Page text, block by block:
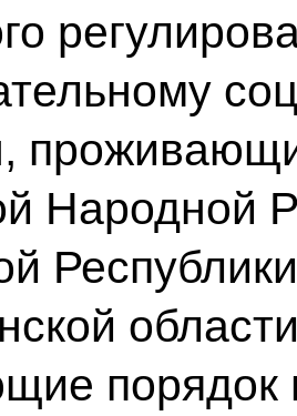
Народной
порядок